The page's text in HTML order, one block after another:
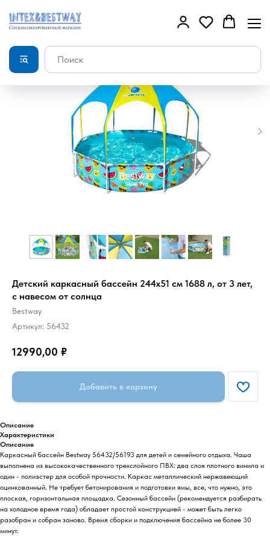
Детский каркасный бассейн 244х51 см 1688 л, от 3 лет,
с навесом от солнца
Bestway
Артикул: 56432
12990,00 ₽
Добавить в корзину
Описание
Характеристики
Описание
Каркасный бассейн Bestway 56432/56193 для детей и семейного отдыха. Чаша
выполнена из высококачественного трехслойного ПВХ: два слоя плотного винила и
один - полиэстер для особой прочности. Каркас металлический нержавеющий
оцинкованный. Не требует бетонирования и подготовки ямы, все, что нужно, это
плоская, горизонтальная площадка. Сезонный бассейн (рекомендуется разбирать
на холодное время года) обладает простой конструкцией - может быть легко
разобран и собран заново. Время сборки и подключения бассейна не более 30
минут.